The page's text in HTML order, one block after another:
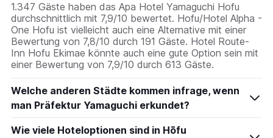
1.347 Gäste haben das Apa Hotel Yamaguchi Hofu
durchschnittlich mit 7,9/10 bewertet. Hofu/Hotel Alpha -
One Hofu ist vielleicht auch eine Alternative mit einer
Bewertung von 7,8/10 durch 191 Gäste. Hotel Route-
Inn Hofu Ekimae könnte auch eine gute Option sein mit
einer Bewertung von 7,9/10 durch 613 Gäste.
Welche anderen Städte kommen infrage, wenn
man Präfektur Yamaguchi erkundet?
Wie viele Hoteloptionen sind in Hōfu